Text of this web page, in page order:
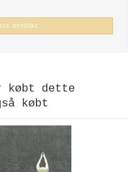
produkt
købt dette
købt